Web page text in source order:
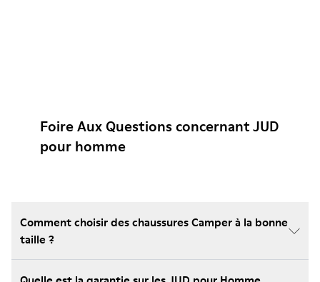
Foire Aux Questions concernant JUD
pour homme
Comment choisir des chaussures Camper à la bonne
taille ?